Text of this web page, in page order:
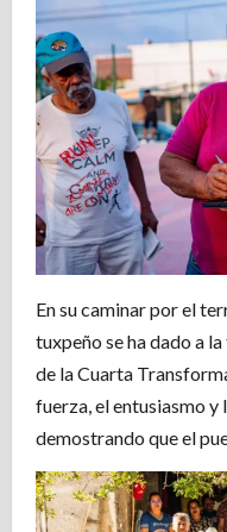
En su caminar por el
tuxpeño se ha dado a
de la Cuarta
fuerza, el entusiasmo y
demostrando que el